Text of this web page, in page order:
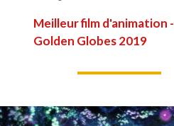
Meilleur film d'animation -
Golden Globes 2019